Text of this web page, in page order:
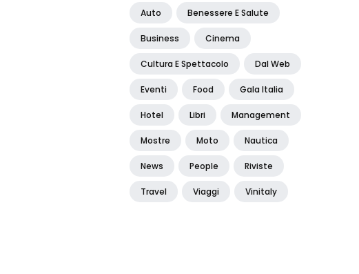
Auto Benessere E Salute
Business Cinema
Cultura E Spettacolo Dal Web
Eventi Food Gala Italia
Hotel Libri Management
Mostre Moto Nautica
News People Riviste
Travel Viaggi Vinitaly